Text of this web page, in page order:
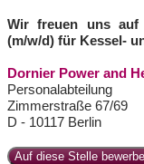
Wir freuen uns auf
(m/w/d) für Kessel-
Dornier Power and
Personalabteilung
Zimmerstraße 67/69
D - 10117 Berlin
Auf diese Stelle